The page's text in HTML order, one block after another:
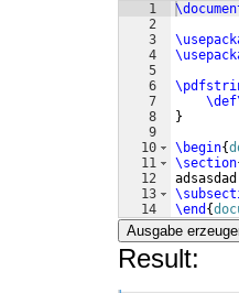
1
2
3
4
5
6
7
8
9
10
11
12
13
14
}
\begin{
\section
adsasdad
\end {
Ausgabe
Result: